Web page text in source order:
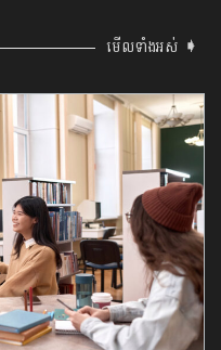
មើលទាំងអស់ ➧